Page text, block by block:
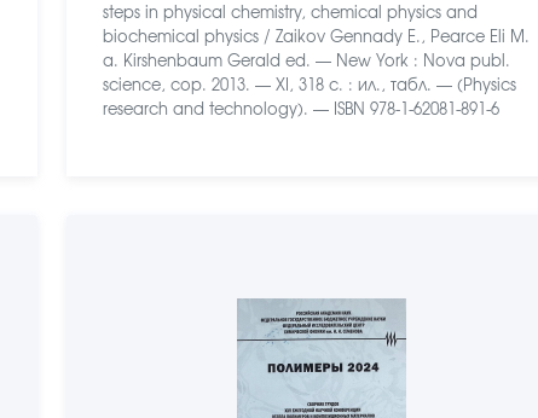
steps in physical chemistry, chemical physics and
biochemical physics / Zaikov Gennady E., Pearce Eli M.
a. Kirshenbaum Gerald ed. — New York : Nova publ.
science, cop. 2013. — XI, 318 c. : ил., табл. — (Physics
research and technology). — ISBN 978-1-62081-891-6